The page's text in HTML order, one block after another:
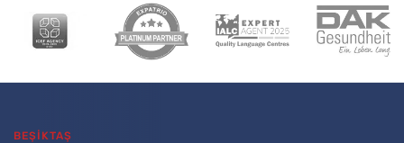
BEŞİKTAŞ